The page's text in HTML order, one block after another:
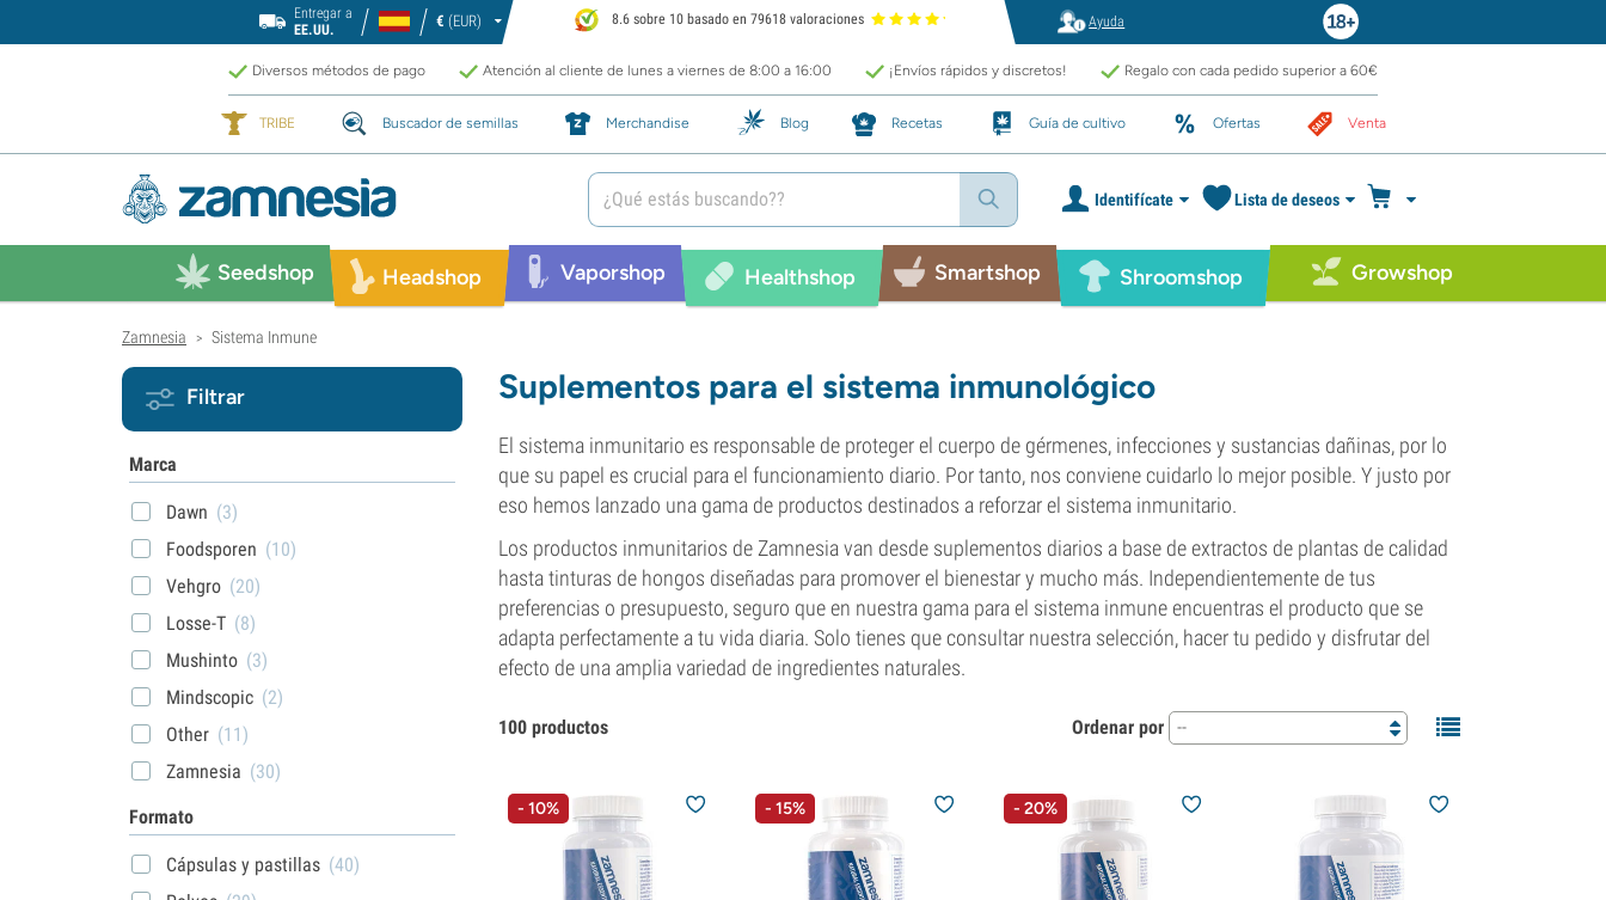
Entregar a
EE.UU.
€ (EUR) 8.6 sobre 10 basado en 79618 valoraciones Ayuda
Diversos métodos de pago Atención al cliente de lunes a viernes de 8:00 a 16:00 ¡Envíos rápidos y discretos! Regalo con cada pedido superior a 60€
TRIBE Buscador de semillas Merchandise Blog Recetas Guía de cultivo Ofertas Venta
Identifícate Lista de deseos
Seedshop Headshop Vaporshop Healthshop Smartshop Shroomshop Growshop
Zamnesia > Sistema Inmune
Suplementos para el sistema inmunológico
El sistema inmunitario es responsable de proteger el cuerpo de gérmenes, infecciones y sustancias dañinas, por lo
que su papel es crucial para el funcionamiento diario. Por tanto, nos conviene cuidarlo lo mejor posible. Y justo por
eso hemos lanzado una gama de productos destinados a reforzar el sistema inmunitario.
Los productos inmunitarios de Zamnesia van desde suplementos diarios a base de extractos de plantas de calidad
hasta tinturas de hongos diseñadas para promover el bienestar y mucho más. Independientemente de tus
preferencias o presupuesto, seguro que en nuestra gama para el sistema inmune encuentras el producto que se
adapta perfectamente a tu vida diaria. Solo tienes que consultar nuestra selección, hacer tu pedido y disfrutar del
efecto de una amplia variedad de ingredientes naturales.
100 productos Ordenar por --
- 10% - 15% - 20%
Filtrar
Marca
Dawn (3)
Foodsporen (10)
Vehgro (20)
Losse-T (8)
Mushinto (3)
Mindscopic (2)
Other (11)
Zamnesia (30)
Formato
Cápsulas y pastillas (40)